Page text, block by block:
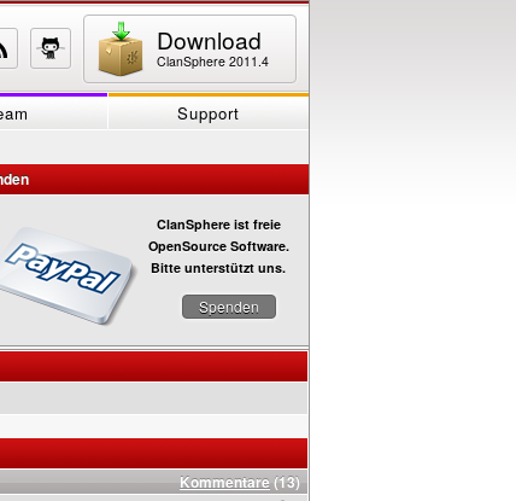
Download
ClanSphere 2011.4
Support
ClanSphere ist freie
OpenSource Software.
Bitte unterstützt uns.
Spenden
Kommentare (13)